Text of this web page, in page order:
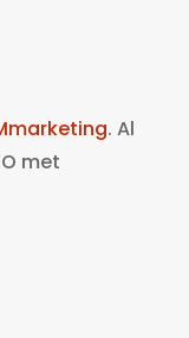
. Al
met